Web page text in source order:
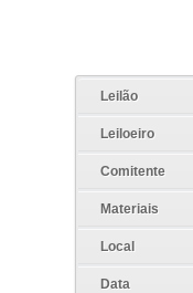
Leilão
Leiloeiro
Comitente
Materiais
Local
Data